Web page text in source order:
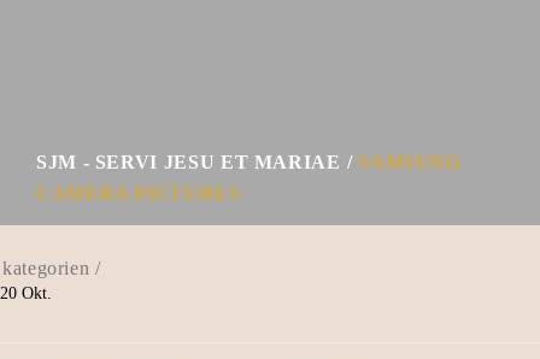
SJM - SERVI JESU ET MARIAE
SAMSUNG
CAMERA PICTURES
20 Okt.